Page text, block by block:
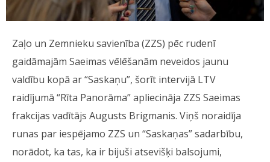
Zaļo un Zemnieku savienība (ZZS) pēc rudenī
gaidāmajām Saeimas vēlēšanām neveidos jaunu
valdību kopā ar “Saskaņu”, šorīt intervijā LTV
raidījumā “Rīta Panorāma” apliecināja ZZS Saeimas
frakcijas vadītājs Augusts Brigmanis. Viņš noraidīja
runas par iespējamo ZZS un “Saskaņas” sadarbību,
norādot, ka tas, ka ir bijuši atsevišķi balsojumi,